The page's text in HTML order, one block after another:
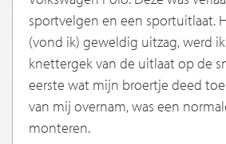
sportvelgen en een sportuitlaat.
(vond ik) geweldig uitzag, werd
knettergek van de uitlaat op de
eerste wat mijn broertje deed
van mij overnam, was een
monteren.